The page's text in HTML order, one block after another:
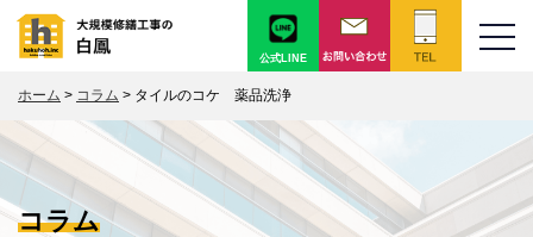
公式LINE
ホーム > コラム > タイルのコケ 薬品洗浄
コラム